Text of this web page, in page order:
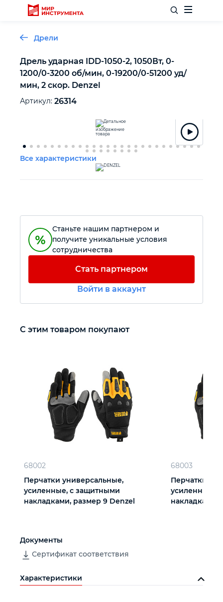
Отделочный инструмент
Слесарный инструмент
Столярный инструмент
Садовый инвентарь
Силовое оборудование
Автомобильный инструмент
Крепежный инструмент
Режущий инструмент
Прочий инструмент
Дрели
Дрель ударная IDD-1050-2, 1050Вт, 0-
1200/0-3200 об/мин, 0-19200/0-51200 уд/
мин, 2 скор. Denzel
Артикул: 26314
Все характеристики
Станьте нашим партнером и
получите уникальные условия
сотрудничества
Стать партнером
Войти в аккаунт
С этим товаром покупают
68002
Перчатки универсальные,
усиленные, с защитными
накладками, размер 9 Denzel
68003
Перчатки
усиленные,
накладками,
Документы
Сертификат соответствия
Характеристики